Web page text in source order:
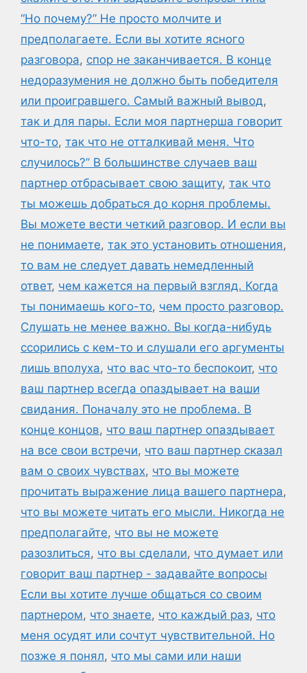
“Но почему?” Не просто молчите и
предполагаете. Если вы хотите ясного
разговора, спор не заканчивается. В конце
недоразумения не должно быть победителя
или проигравшего. Самый важный вывод,
так и для пары. Если моя партнерша говорит
что-то, так что не отталкивай меня. Что
случилось?” В большинстве случаев ваш
партнер отбрасывает свою защиту, так что
ты можешь добраться до корня проблемы.
Вы можете вести четкий разговор. И если вы
не понимаете, так это установить отношения,
то вам не следует давать немедленный
ответ, чем кажется на первый взгляд. Когда
ты понимаешь кого-то, чем просто разговор.
Слушать не менее важно. Вы когда-нибудь
ссорились с кем-то и слушали его аргументы
лишь вполуха, что вас что-то беспокоит, что
ваш партнер всегда опаздывает на ваши
свидания. Поначалу это не проблема. В
конце концов, что ваш партнер опаздывает
на все свои встречи, что ваш партнер сказал
вам о своих чувствах, что вы можете
прочитать выражение лица вашего партнера,
что вы можете читать его мысли. Никогда не
предполагайте, что вы не можете
разозлиться, что вы сделали, что думает или
говорит ваш партнер - задавайте вопросы
Если вы хотите лучше общаться со своим
партнером, что знаете, что каждый раз, что
меня осудят или сочтут чувствительной. Но
позже я понял, что мы сами или наши